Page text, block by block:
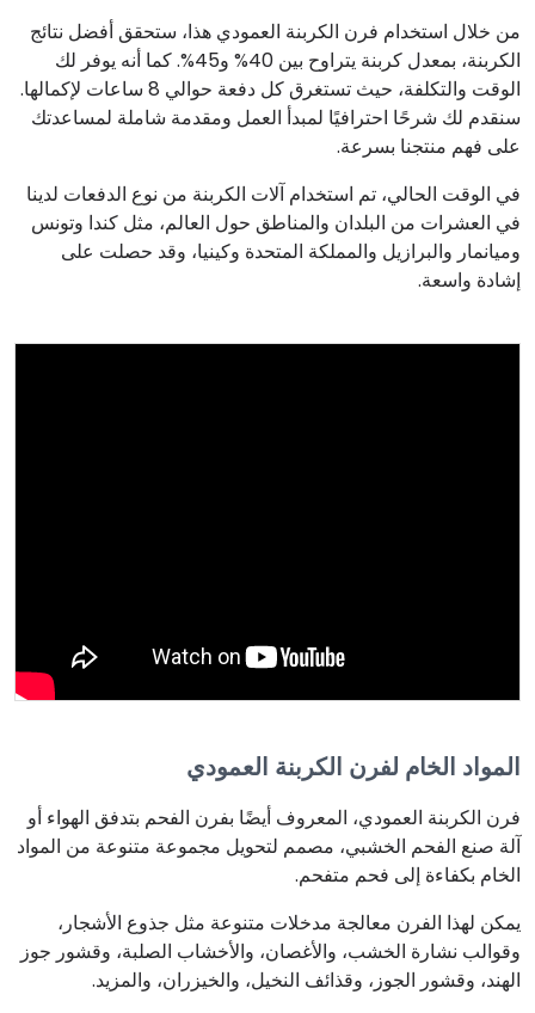
من خلال استخدام فرن الكربنة العمودي هذا، ستحقق أفضل نتائج
الكربنة، بمعدل كربنة يتراوح بين 40% و45%. كما أنه يوفر لك
الوقت والتكلفة، حيث تستغرق كل دفعة حوالي 8 ساعات لإكمالها.
سنقدم لك شرحًا احترافيًا لمبدأ العمل ومقدمة شاملة لمساعدتك
على فهم منتجنا بسرعة.
في الوقت الحالي، تم استخدام آلات الكربنة من نوع الدفعات لدينا
في العشرات من البلدان والمناطق حول العالم، مثل كندا وتونس
وميانمار والبرازيل والمملكة المتحدة وكينيا، وقد حصلت على
إشادة واسعة.
المواد الخام لفرن الكربنة العمودي
فرن الكربنة العمودي، المعروف أيضًا بفرن الفحم بتدفق الهواء أو
آلة صنع الفحم الخشبي، مصمم لتحويل مجموعة متنوعة من المواد
الخام بكفاءة إلى فحم متفحم.
يمكن لهذا الفرن معالجة مدخلات متنوعة مثل جذوع الأشجار،
وقوالب نشارة الخشب، والأغصان، والأخشاب الصلبة، وقشور جوز
الهند، وقشور الجوز، وقذائف النخيل، والخيزران، والمزيد.